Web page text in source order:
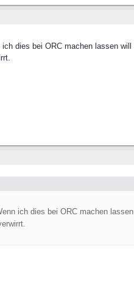
dies bei ORC machen lassen
ich dies bei ORC machen